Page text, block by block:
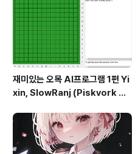
재미있는 오목 AI프로그램 1편 Yi
xin, SlowRanj (Piskvork 설